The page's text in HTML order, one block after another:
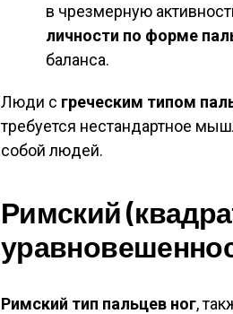
в чрезмерную
личности по форме
баланса.
Люди с греческим типом
требуется нестандартное
собой людей.
Римский
Римский тип пальцев ног,